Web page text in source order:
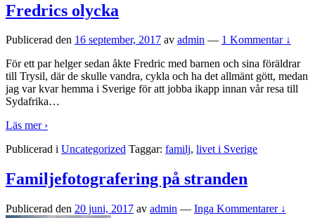
Fredrics olycka
Publicerad den 16 september, 2017 av admin — 1 Kommentar ↓
För ett par helger sedan åkte Fredric med barnen och sina föräldrar
till Trysil, där de skulle vandra, cykla och ha det allmänt gött, medan
jag var kvar hemma i Sverige för att jobba ikapp innan vår resa till
Sydafrika…
Läs mer ›
Publicerad i Uncategorized Taggar: familj, livet i Sverige
Familjefotografering på stranden
Publicerad den 20 juni, 2017 av admin — Inga Kommentarer ↓